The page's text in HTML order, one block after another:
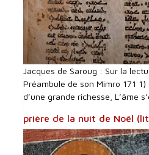
Jacques de Saroug : Sur la
Préambule de son Mimro 171
d’une grande richesse, L’âme
prière de la nuit de Noël